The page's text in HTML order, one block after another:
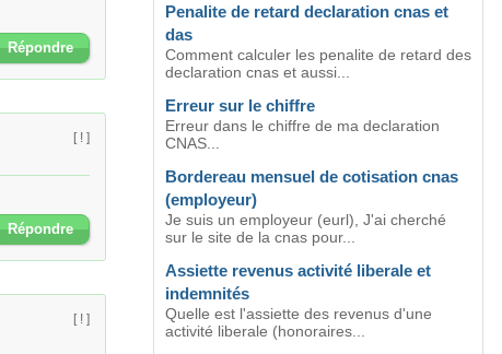
Répondre
[ ! ]
Répondre
[ ! ]
Penalite de retard declaration cnas et
das
Comment calculer les penalite de retard des
declaration cnas et aussi...
Erreur sur le chiffre
Erreur dans le chiffre de ma declaration
CNAS...
Bordereau mensuel de cotisation cnas
(employeur)
Je suis un employeur (eurl), J'ai cherché
sur le site de la cnas pour...
Assiette revenus activité liberale et
indemnités
Quelle est l'assiette des revenus d'une
activité liberale (honoraires...